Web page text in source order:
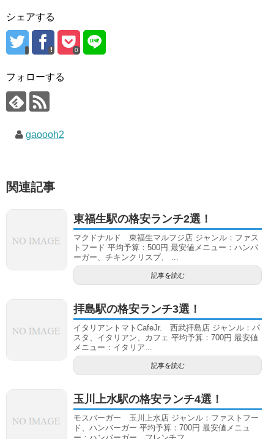
シェアする
0
フォローする
gaoooh2
関連記事
東福生駅の格安ランチ2選！
マクドナルド 東福生マルフジ店 ジャンル：ファス
トフード 平均予算：500円 最安値メニュー：ハンバ
ーガー、チキンクリスプ、 ...
記事を読む
拝島駅の格安ランチ3選！
イタリアントマトCafeJr. 西武拝島店 ジャンル：パ
スタ、イタリアン、カフェ 平均予算：700円 最安値
メニュー：イタリア...
記事を読む
玉川上水駅の格安ランチ4選！
モスバーガー 玉川上水店 ジャンル：ファストフー
ド、ハンバーガー 平均予算：700円 最安値メニュ